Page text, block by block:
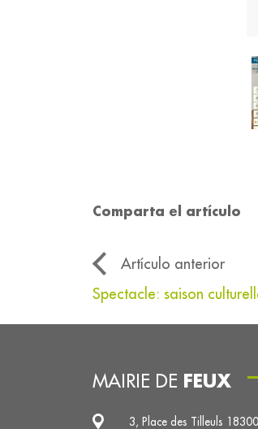
Comparta el artículo
Artículo anterior
Spectacle: saison
MAIRIE DE FEUX
3, Place des Tilleuls